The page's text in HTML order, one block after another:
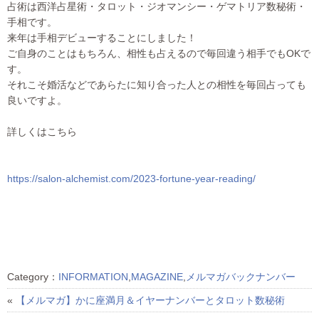
占術は西洋占星術・タロット・ジオマンシー・ゲマトリア数秘術・
手相です。
来年は手相デビューすることにしました！
ご自身のことはもちろん、相性も占えるので毎回違う相手でもOKで
す。
それこそ婚活などであらたに知り合った人との相性を毎回占っても
良いですよ。
詳しくはこちら
https://salon-alchemist.com/2023-fortune-year-reading/
Category： INFORMATION,MAGAZINE,メルマガバックナンバー
« 【メルマガ】かに座満月＆イヤーナンバーとタロット数秘術